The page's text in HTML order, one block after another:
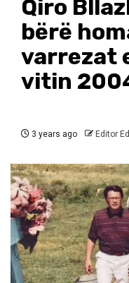
Qiro
bërë
varrezat
vitin
3 years ago Editor